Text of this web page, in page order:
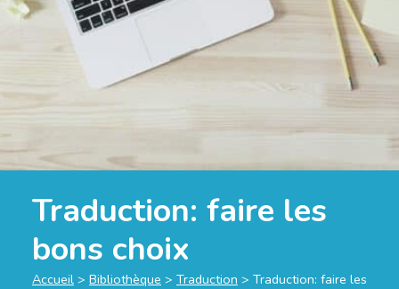
Traduction: faire les
bons choix
Accueil > Bibliothèque > Traduction > Traduction: faire les